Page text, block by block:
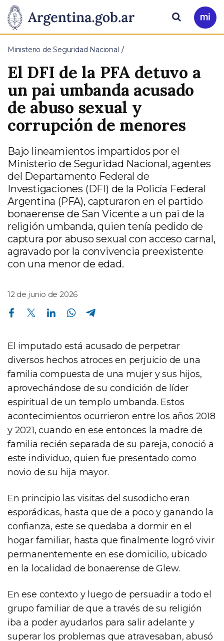
Presidencia
de
la
Nación
Pasar al contenido principal
Ir
a
Buscar
Ministerio de Seguridad Nacional
El DFI de la PFA detuvo a
un pai umbanda acusado
de abuso sexual y
corrupción de menores
Bajo lineamientos impartidos por el
Ministerio de Seguridad Nacional, agentes
del Departamento Federal de
Investigaciones (DFI) de la Policía Federal
Argentina (PFA), capturaron en el partido
bonaerense de San Vicente a un pai de la
religión umbanda, quien tenía pedido de
captura por abuso sexual con acceso carnal,
agravado por la convivencia preexistente
con una menor de edad.
12 de junio de 2026
Compartir en Facebook Compartir en Twitter Compartir en Linkedin Compartir en Whatsapp
El imputado está acusado de perpetrar
diversos hechos atroces en perjuicio de una
familia compuesta de una mujer y sus hijos,
aprovechándose de su condición de líder
espiritual de un templo umbanda. Estos
acontecimientos ocurrieron entre los años 2018
y 2021, cuando en ese entonces la madre de
familia recién separada de su pareja, conoció a
este individuo, quien fue presentado como
novio de su hija mayor.
En principio las visitas del susodicho eran
esporádicas, hasta que de a poco y ganando la
confianza, este se quedaba a dormir en el
hogar familiar, hasta que finalmente logró vivir
permanentemente en ese domicilio, ubicado
en la localidad de bonaerense de Glew.
En ese contexto y luego de persuadir a todo el
grupo familiar de que a través de su religión
iba a poder ayudarlos para salir adelante y
superar los problemas que atravesaban, abusó